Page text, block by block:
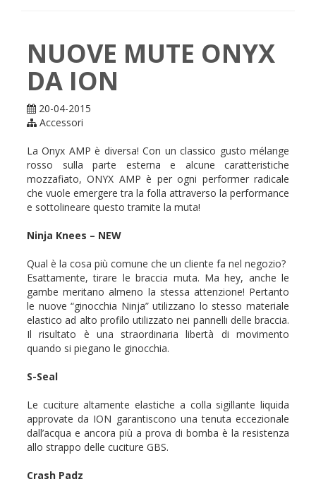
NUOVE MUTE ONYX
DA ION
20-04-2015
Accessori
La Onyx AMP è diversa! Con un classico gusto mélange
rosso sulla parte esterna e alcune caratteristiche
mozzafiato, ONYX AMP è per ogni performer radicale
che vuole emergere tra la folla attraverso la performance
e sottolineare questo tramite la muta!
Ninja Knees – NEW
Qual è la cosa più comune che un cliente fa nel negozio?
Esattamente, tirare le braccia muta. Ma hey, anche le
gambe meritano almeno la stessa attenzione! Pertanto
le nuove “ginocchia Ninja” utilizzano lo stesso materiale
elastico ad alto profilo utilizzato nei pannelli delle braccia.
Il risultato è una straordinaria libertà di movimento
quando si piegano le ginocchia.
S-Seal
Le cuciture altamente elastiche a colla sigillante liquida
approvate da ION garantiscono una tenuta eccezionale
dall’acqua e ancora più a prova di bomba è la resistenza
allo strappo delle cuciture GBS.
Crash Padz